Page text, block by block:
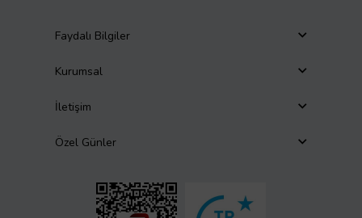
Faydalı Bilgiler
Kurumsal
İletişim
Özel Günler